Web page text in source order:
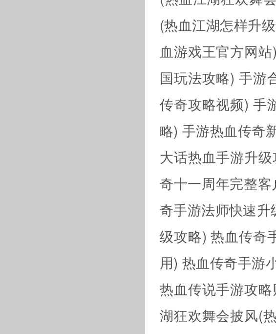
(热血江湖怎样升
血游戏王官方网站)
国玩法攻略) 手游
传奇攻略视频) 手
略) 手游热血传奇
大话热血手游升
奇十一周年完整
奇手游法师快速
级攻略) 热血传奇
用) 热血传奇手游
热血传说手游攻
湖狂欢舞会披风(